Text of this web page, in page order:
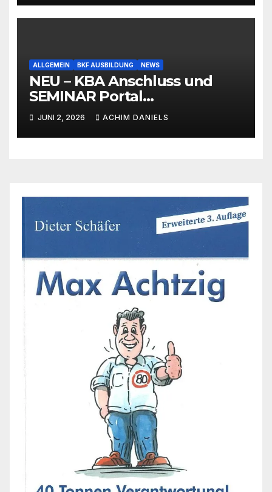
ALLGEMEIN BKF AUSBILDUNG NEWS
NEU – KBA Anschluss und
SEMINAR Portal
AKTIONSPREISE!!! Bis zu 50%
RABATT
JUNI 2, 2026 ACHIM DANIELS